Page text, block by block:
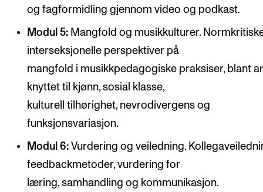
og fagformidling gjennom video og podkast.
Modul 5: Mangfold og musikkulturer.
interseksjonelle perspektiver på
mangfold i musikkpedagogiske praksiser, blant
knyttet til kjønn, sosial klasse,
kulturell tilhørighet, nevrodivergens og
funksjonsvariasjon.
Modul 6: Vurdering og veiledning.
feedbackmetoder, vurdering for
læring, samhandling og kommunikasjon.